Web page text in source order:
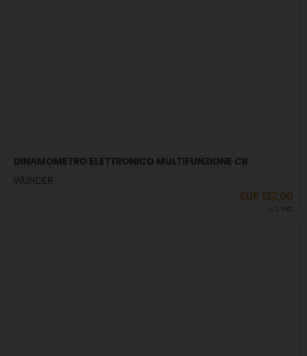
DINAMOMETRO ELETTRONICO MULTIFUNZIONE CR
WUNDER
EUR122,00
IVA incl.